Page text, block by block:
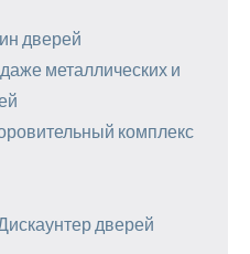
дверей
металлических и
комплекс
дверей